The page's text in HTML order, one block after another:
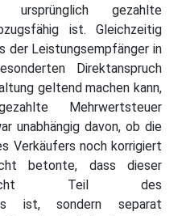
gezahlte
ist. Gleichzeitig
der Leistungsempfänger in
Direktanspruch
geltend machen kann,
Mehrwertsteuer
unabhängig davon, ob die
Verkäufers noch korrigiert
betonte, dass dieser
nicht Teil des
ist, sondern separat